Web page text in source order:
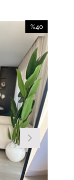
%40
İndirim
%40İndirim